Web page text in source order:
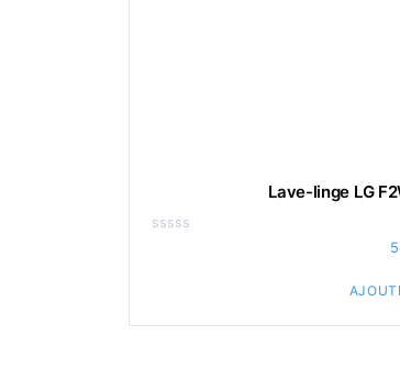
Lave-linge LG